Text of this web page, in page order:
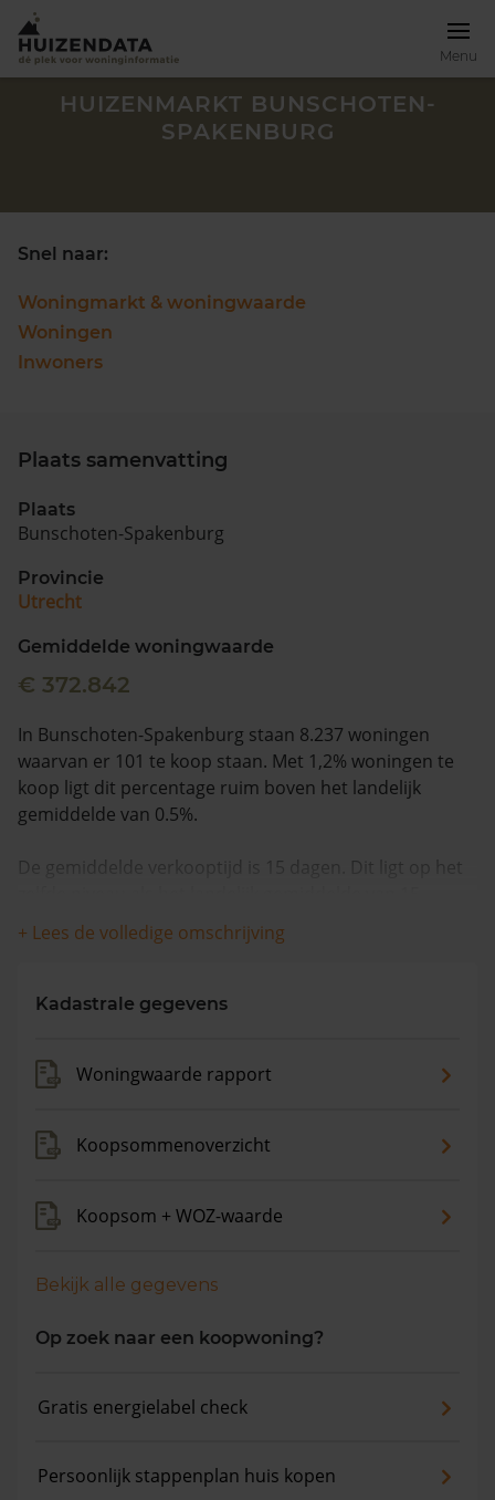
Menu
Vragen? Neem contact met ons op
088 220 4200
Maandag t/m vrijdag - 08:00 -18:00
HUIZENMARKT BUNSCHOTEN-
SPAKENBURG
Snel naar:
Woningmarkt & woningwaarde
Woningen
Inwoners
Plaats samenvatting
Plaats
Bunschoten-Spakenburg
Provincie
Utrecht
Gemiddelde woningwaarde
€ 372.842
In Bunschoten-Spakenburg staan 8.237 woningen
waarvan er 101 te koop staan. Met 1,2% woningen te
koop ligt dit percentage ruim boven het landelijk
gemiddelde van 0.5%.
De gemiddelde verkooptijd is 15 dagen. Dit ligt op het
dagen.
worden appartementen gemiddeld voor €366.857
maanden is de gemiddelde woningwaarde met 7,0%
+ Lees de volledige omschrijving
Kadastrale gegevens
Woningwaarde rapport
Koopsommenoverzicht
Koopsom + WOZ-waarde
Bekijk alle gegevens
Op zoek naar een koopwoning?
Gratis energielabel check
Persoonlijk stappenplan huis kopen